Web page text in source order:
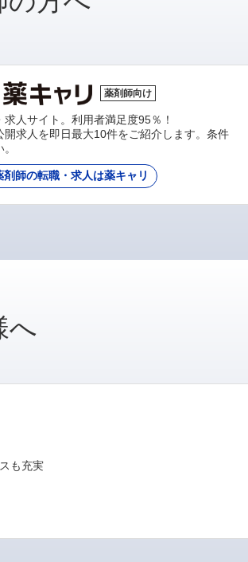
薬剤師向け
人サイト。利用者満足度95％！
開求人を即日最大10件をご紹介します。条件
剤師の転職・求人は薬キャリ
へ
も充実